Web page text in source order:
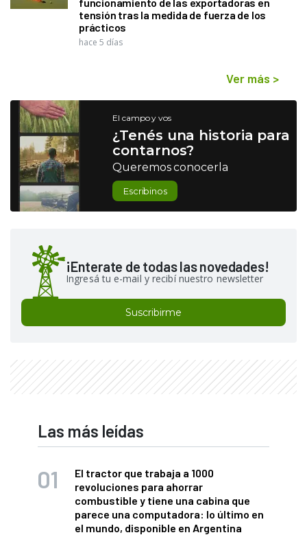
tensión tras la medida de fuerza de los
prácticos
hace 5 días
Ver más >
El campo y vos
¿Tenés una historia para
contarnos?
Queremos conocerla
Escribinos
¡Enterate de todas las novedades!
Ingresá tu e-mail y recibí nuestro newsletter
Suscribirme
Las más leídas
El tractor que trabaja a 1000
revoluciones para ahorrar
combustible y tiene una cabina que
parece una computadora: lo último en
el mundo, disponible en Argentina